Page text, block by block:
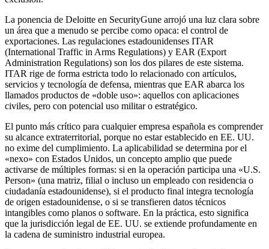
La ponencia de Deloitte en SecurityGune arrojó una luz clara sobre
un área que a menudo se percibe como opaca: el control de
exportaciones. Las regulaciones estadounidenses ITAR
(International Traffic in Arms Regulations) y EAR (Export
Administration Regulations) son los dos pilares de este sistema.
ITAR rige de forma estricta todo lo relacionado con artículos,
servicios y tecnología de defensa, mientras que EAR abarca los
llamados productos de «doble uso»: aquellos con aplicaciones
civiles, pero con potencial uso militar o estratégico.
El punto más crítico para cualquier empresa española es comprender
su alcance extraterritorial, porque no estar establecido en EE. UU.
no exime del cumplimiento. La aplicabilidad se determina por el
«nexo» con Estados Unidos, un concepto amplio que puede
activarse de múltiples formas: si en la operación participa una «U.S.
Person» (una matriz, filial o incluso un empleado con residencia o
ciudadanía estadounidense), si el producto final integra tecnología
de origen estadounidense, o si se transfieren datos técnicos
intangibles como planos o software. En la práctica, esto significa
que la jurisdicción legal de EE. UU. se extiende profundamente en
la cadena de suministro industrial europea.